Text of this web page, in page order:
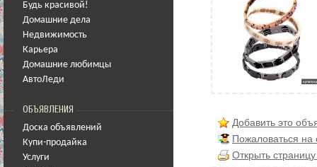
Будь красивой!
Домашние дела
Недвижимость
Карьера
Домашние любимцы
АвтоЛеди
ОБЪЯВЛЕНИЯ
Доска объявлений
Купи-продайка
Услуги
Добавить это
Пожаловаться
Открыть